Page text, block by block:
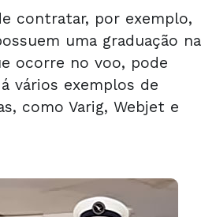
contratar, por exemplo,
uma graduação na
ocorre no voo, pode
vários exemplos de
como Varig, Webjet e